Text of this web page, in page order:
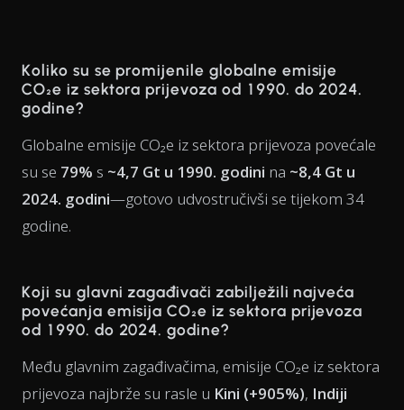
Koliko su se promijenile globalne emisije
CO₂e iz sektora prijevoza od 1990. do 2024.
godine?
Globalne emisije CO₂e iz sektora prijevoza povećale
su se 79% s ~4,7 Gt u 1990. godini na ~8,4 Gt u
2024. godini—gotovo udvostručivši se tijekom 34
godine.
Koji su glavni zagađivači zabilježili najveća
povećanja emisija CO₂e iz sektora prijevoza
od 1990. do 2024. godine?
Među glavnim zagađivačima, emisije CO₂e iz sektora
prijevoza najbrže su rasle u Kini (+905%), Indiji